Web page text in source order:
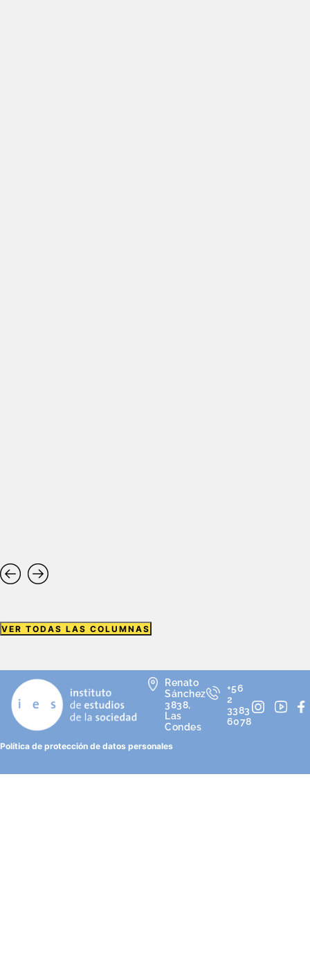
VER TODAS LAS COLUMNAS
Renato
Sánchez
3838,
Las
Condes
+56
2
3383
6078
Política de protección de datos personales